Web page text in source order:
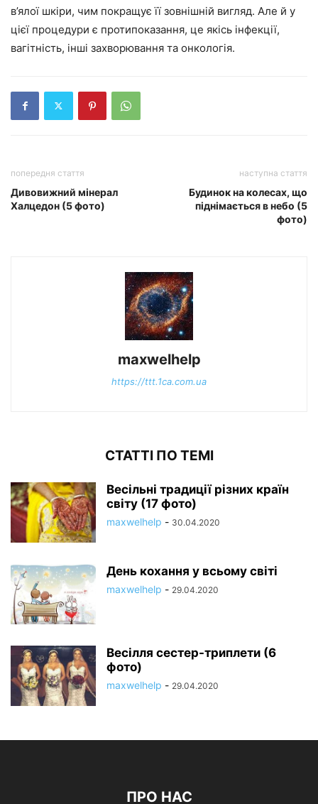
в’ялої шкіри, чим покращує її зовнішній вигляд. Але й у
цієї процедури є протипоказання, це якісь інфекції,
вагітність, інші захворювання та онкологія.
попередня стаття
Дивовижний мінерал
Халцедон (5 фото)
наступна стаття
Будинок на колесах, що
піднімається в небо (5
фото)
maxwelhelp
https://ttt.1ca.com.ua
СТАТТІ ПО ТЕМІ
Весільні традиції різних країн
світу (17 фото)
maxwelhelp - 30.04.2020
День кохання у всьому світі
maxwelhelp - 29.04.2020
Весілля сестер-триплети (6
фото)
maxwelhelp - 29.04.2020
ПРО НАС